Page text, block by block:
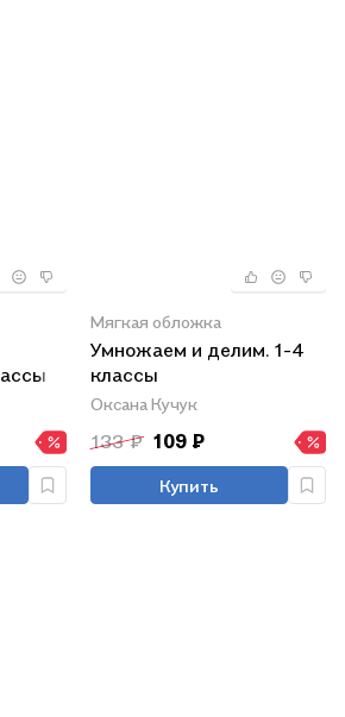
Мягкая обложка
Умножаем и делим. 1-4
классы
Оксана Кучук
133 ₽ 109 ₽
Купить